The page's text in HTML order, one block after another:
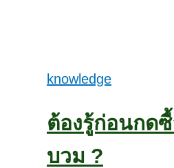
knowledge
ต้องรู้ก่อนกด
บวม ?